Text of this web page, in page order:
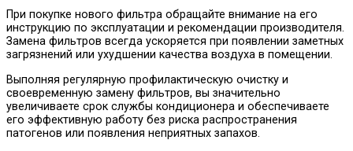
При покупке нового фильтра обращайте внимание на его
инструкцию по эксплуатации и рекомендации производителя.
Замена фильтров всегда ускоряется при появлении заметных
загрязнений или ухудшении качества воздуха в помещении.
Выполняя регулярную профилактическую очистку и
своевременную замену фильтров, вы значительно
увеличиваете срок службы кондиционера и обеспечиваете
его эффективную работу без риска распространения
патогенов или появления неприятных запахов.